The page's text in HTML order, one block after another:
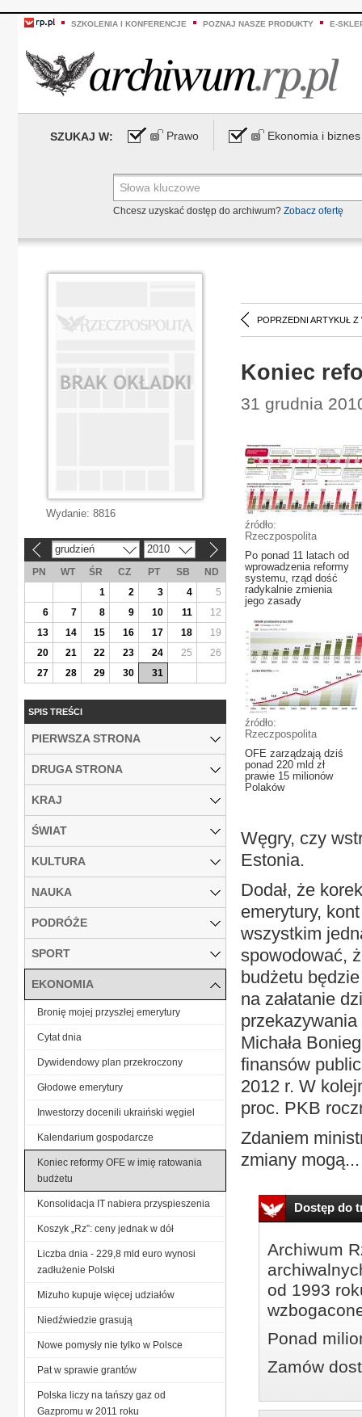
SZKOLENIA I KONFERENCJE POZNAJ NASZE PRODUKTY E-
SZUKAJ W: Prawo Ekonomia i biznes
Chcesz uzyskać dostęp do archiwum? Zobacz ofertę
POPRZEDNI ARTYKUŁ Z
Koniec
31 grudnia
źródło:
Rzeczpospolita
Po ponad 11 latach od
wprowadzenia reformy
systemu, rząd dość
radykalnie zmienia
jego zasady
źródło:
Rzeczpospolita
OFE zarządzają dziś
ponad 220 mld zł
prawie 15 milionów
Polaków
Węgry, czy
Estonia.
Dodał, że
emerytury,
wszystkim
spowodować,
budżetu
na załatanie
przekazywania
Michała
finansów
2012 r. W
proc. PKB
Zdaniem
zmiany mogą...
Dostęp do
Archiwum
od 1993
Ponad
Zamów
Wydanie: 8816
grudzień 2010
PN WT ŚR CZ PT SB
ND
1
2 3 4
5
6
7 8 9 10 11
12
13
14 15 16 17 18
19
20
21 22 23 24 25
26
27
28 29 30 31
SPIS TREŚCI
PIERWSZA STRONA
DRUGA STRONA
KRAJ
ŚWIAT
KULTURA
NAUKA
PODRÓŻE
SPORT
EKONOMIA
Bronię mojej przyszłej emerytury
Cytat dnia
Dywidendowy plan przekroczony
Głodowe emerytury
Inwestorzy docenili ukraiński węgiel
Kalendarium gospodarcze
Koniec reformy OFE w imię ratowania
budżetu
Konsolidacja IT nabiera przyspieszenia
Koszyk „Rz”: ceny jednak w dół
Liczba dnia - 229,8 mld euro wynosi
zadłużenie Polski
Mizuho kupuje więcej udziałów
Niedźwiedzie grasują
Nowe pomysły nie tylko w Polsce
Pat w sprawie grantów
Polska liczy na tańszy gaz od
Gazpromu w 2011 roku